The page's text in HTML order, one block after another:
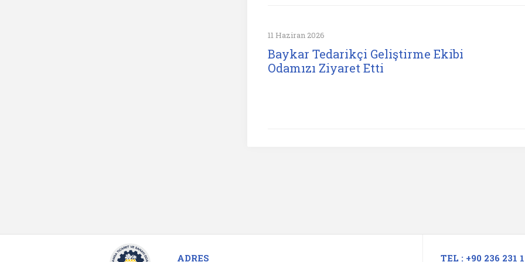
11 Haziran 2026
Baykar Tedarikçi Geliştirme Ekibi
Odamızı Ziyaret Etti
ADRES TEL : +90 236 231